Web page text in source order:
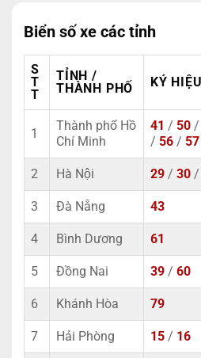
Biển số xe các tỉnh
S
T
T
TỈNH /
THÀNH PHỐ
KÝ
1
Thành phố Hồ
Chí Minh
41 / 50 /
/ 56 / 57
2 Hà Nội 29 / 30 /
3 Đà Nẵng 43
4 Bình Dương 61
5 Đồng Nai 39 / 60
6 Khánh Hòa 79
7 Hải Phòng 15 / 16